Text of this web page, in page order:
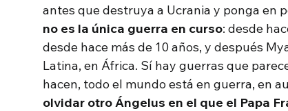
antes que destruya a Ucrania y ponga en
no es la única guerra en curso: desde
desde hace más de 10 años, y después
Latina, en África. Sí hay guerras que
hacen, todo el mundo está en guerra, en
olvidar otro Ángelus en el que el Papa